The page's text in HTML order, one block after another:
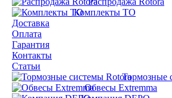
Комплекты ТО
Доставка
Оплата
Гарантия
Контакты
Статьи
Тормозные
Обвесы Extremma